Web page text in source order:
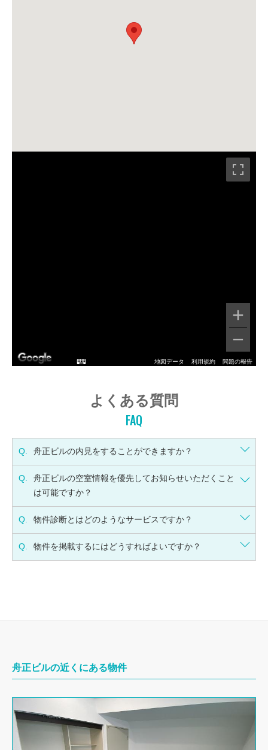
地図データ 利用規約 問題の報告
よくある質問
FAQ
Q. 舟正ビルの内見をすることができますか？
Q.
舟正ビルの空室情報を優先してお知らせいただくこと
は可能ですか？
Q. 物件診断とはどのようなサービスですか？
Q. 物件を掲載するにはどうすればよいですか？
舟正ビルの近くにある物件